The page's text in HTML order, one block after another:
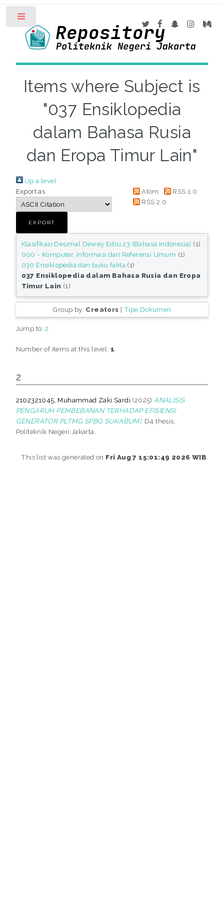
Items where Subject is
"037 Ensiklopedia
dalam Bahasa Rusia
dan Eropa Timur Lain"
Up a level
Export as
Atom
RSS 1.0
RSS 2.0
Klasifikasi Desimal Dewey Edisi 23 (Bahasa Indonesia) (1)
000 - Komputer, Informasi dan Referensi Umum (1)
030 Ensiklopedia dan buku fakta (1)
037 Ensiklopedia dalam Bahasa Rusia dan Eropa
Timur Lain (1)
Group by: Creators | Tipe Dokumen
Jump to:2
Number of items at this level:1
2
2102321045, Muhammad Zaki Sardi (2025) ANALISIS
PENGARUH PEMBEBANAN TERHADAP EFISIENSI
GENERATOR PLTMG SPBG SUKABUMI. D4 thesis,
Politeknik Negeri Jakarta.
This list was generated on Fri Aug 7 15:01:49 2026 WIB